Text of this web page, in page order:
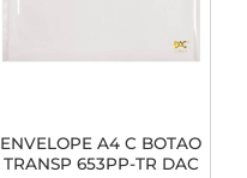
ENVELOPE A4 C BOTAO
TRANSP 653PP-TR DAC